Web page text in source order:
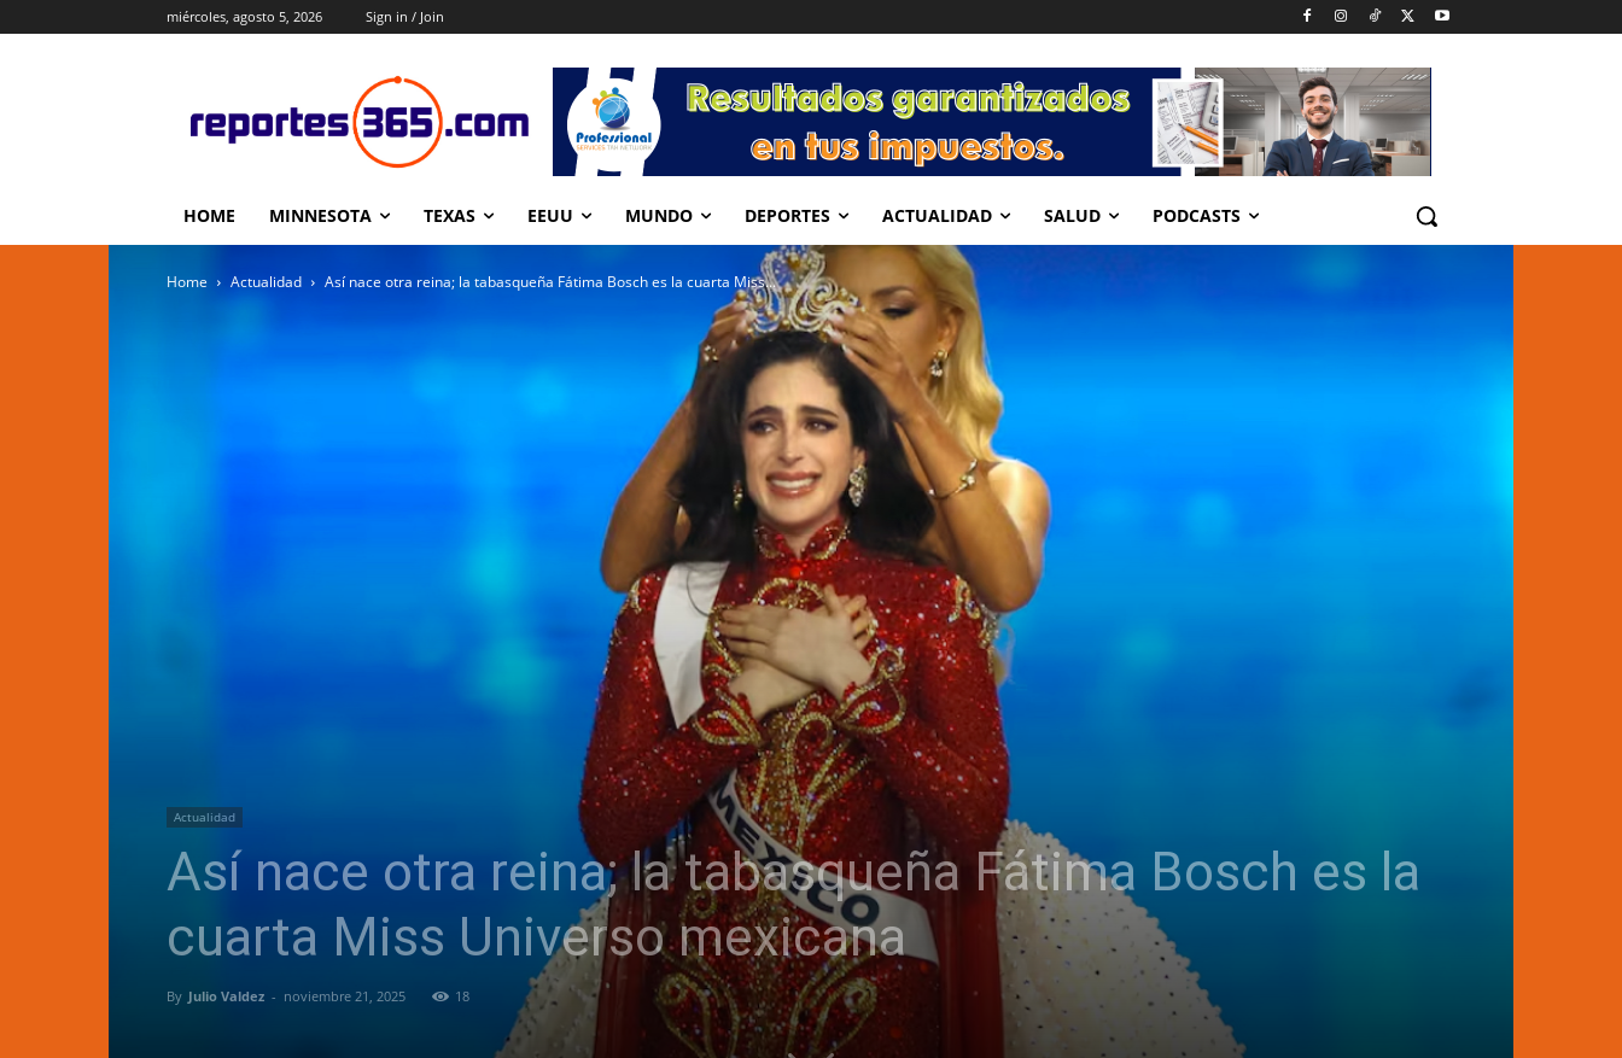
miércoles, agosto 5, 2026 Sign in / Join
HOME MINNESOTA TEXAS EEUU MUNDO DEPORTES ACTUALIDAD SALUD PODCASTS
Home Actualidad Así nace otra reina; la tabasqueña Fátima Bosch es la cuarta Miss...
Actualidad
Así nace otra reina; la tabasqueña Fátima Bosch es la
cuarta Miss Universo mexicana
By Julio Valdez - noviembre 21, 2025 18